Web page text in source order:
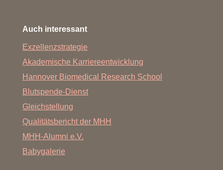
Auch interessant
Exzellenzstrategie
Akademische Karriereentwicklung
Hannover Biomedical Research School
Blutspende-Dienst
Gleichstellung
Qualitätsbericht der MHH
MHH-Alumni e.V.
Babygalerie